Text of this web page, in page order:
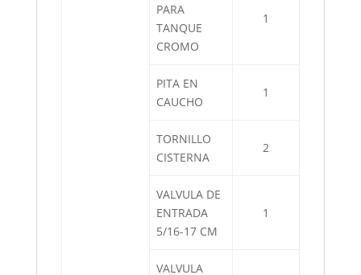
PARA
TANQUE
CROMO
1
PITA EN
CAUCHO
1
TORNILLO
CISTERNA
2
VALVULA DE
ENTRADA
5/16-17 CM
1
VALVULA